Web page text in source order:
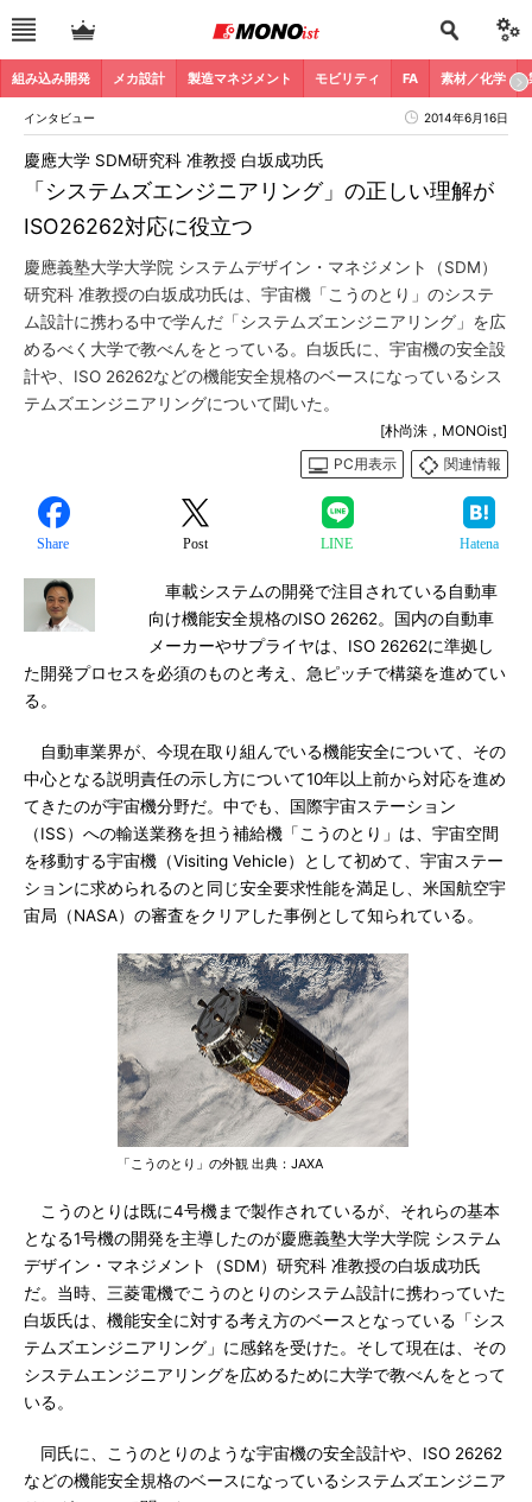
組み込み開発 メカ設計 製造マネジメント モビリティ FA 素材／化学
インタビュー 2014年6月16日
「システムズエンジニアリング」の正しい理解が
ISO26262対応に役立つ
慶應大学 SDM研究科 准教授 白坂成功氏
慶應義塾大学大学院 システムデザイン・マネジメント（SDM）
研究科 准教授の白坂成功氏は、宇宙機「こうのとり」のシステ
ム設計に携わる中で学んだ「システムズエンジニアリング」を広
めるべく大学で教べんをとっている。白坂氏に、宇宙機の安全設
計や、ISO 26262などの機能安全規格のベースになっているシス
テムズエンジニアリングについて聞いた。
[朴尚洙，MONOist]
PC用表示
関連情報
Share Post LINE Hatena
車載システムの開発で注目されている自動車
向け機能安全規格のISO 26262。国内の自動車
メーカーやサプライヤは、ISO 26262に準拠し
た開発プロセスを必須のものと考え、急ピッチで構築を進めてい
る。
自動車業界が、今現在取り組んでいる機能安全について、その
中心となる説明責任の示し方について10年以上前から対応を進め
てきたのが宇宙機分野だ。中でも、国際宇宙ステーション
（ISS）への輸送業務を担う補給機「こうのとり」は、宇宙空間
を移動する宇宙機（Visiting Vehicle）として初めて、宇宙ステー
ションに求められるのと同じ安全要求性能を満足し、米国航空宇
宙局（NASA）の審査をクリアした事例として知られている。
「こうのとり」の外観 出典：JAXA
こうのとりは既に4号機まで製作されているが、それらの基本
となる1号機の開発を主導したのが慶應義塾大学大学院 システム
デザイン・マネジメント（SDM）研究科 准教授の白坂成功氏
だ。当時、三菱電機でこうのとりのシステム設計に携わっていた
白坂氏は、機能安全に対する考え方のベースとなっている「シス
テムズエンジニアリング」に感銘を受けた。そして現在は、その
システムエンジニアリングを広めるために大学で教べんをとって
いる。
同氏に、こうのとりのような宇宙機の安全設計や、ISO 26262
などの機能安全規格のベースになっているシステムズエンジニア